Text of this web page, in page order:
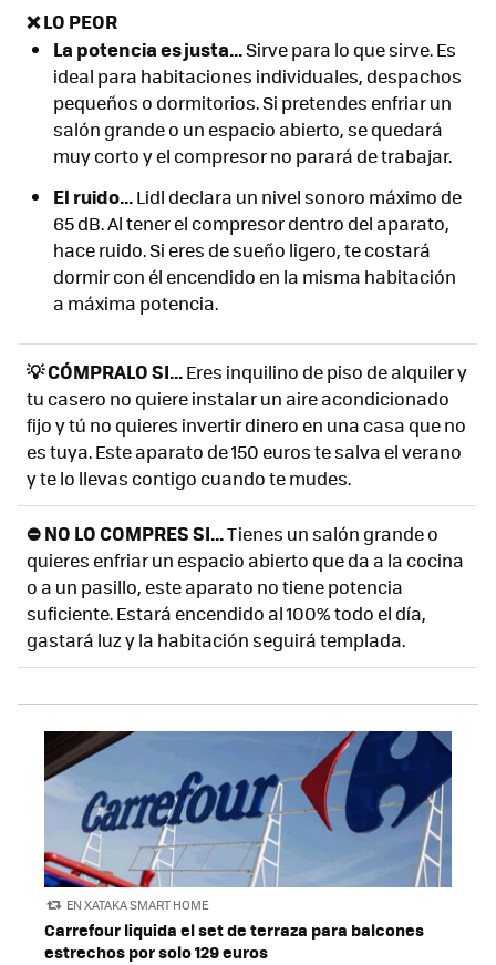
❌ LO PEOR
La potencia es justa...Sirve para lo que sirve. Es
ideal para habitaciones individuales, despachos
pequeños o dormitorios. Si pretendes enfriar un
salón grande o un espacio abierto, se quedará
muy corto y el compresor no parará de trabajar.
El ruido...Lidl declara un nivel sonoro máximo de
65 dB. Al tener el compresor dentro del aparato,
hace ruido. Si eres de sueño ligero, te costará
dormir con él encendido en la misma habitación
a máxima potencia.
💡 CÓMPRALO SI...Eres inquilino de piso de alquiler y
tu casero no quiere instalar un aire acondicionado
fijo y tú no quieres invertir dinero en una casa que no
es tuya. Este aparato de 150 euros te salva el verano
y te lo llevas contigo cuando te mudes.
⛔ NO LO COMPRES SI...Tienes un salón grande o
quieres enfriar un espacio abierto que da a la cocina
o a un pasillo, este aparato no tiene potencia
suficiente. Estará encendido al 100% todo el día,
gastará luz y la habitación seguirá templada.
EN XATAKA SMART HOME
Carrefour liquida el set de terraza para balcones
estrechos por solo 129 euros